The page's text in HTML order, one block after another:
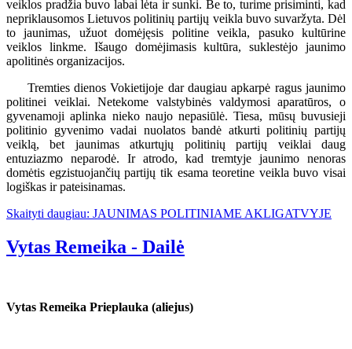
veiklos pradžia buvo labai lėta ir sunki. Be to, turime prisiminti, kad
nepriklausomos Lietuvos politinių partijų veikla buvo suvaržyta. Dėl
to jaunimas, užuot domėjęsis politine veikla, pasuko kultūrine
veiklos linkme. Išaugo domėjimasis kultūra, suklestėjo jaunimo
apolitinės organizacijos.
Tremties dienos Vokietijoje dar daugiau apkarpė ragus jaunimo
politinei veiklai. Netekome valstybinės valdymosi aparatūros, o
gyvenamoji aplinka nieko naujo nepasiūlė. Tiesa, mūsų buvusieji
politinio gyvenimo vadai nuolatos bandė atkurti politinių partijų
veiklą, bet jaunimas atkurtųjų politinių partijų veiklai daug
entuziazmo neparodė. Ir atrodo, kad tremtyje jaunimo nenoras
domėtis egzistuojančių partijų tik esama teoretine veikla buvo visai
logiškas ir pateisinamas.
Skaityti daugiau: JAUNIMAS POLITINIAME AKLIGATVYJE
Vytas Remeika - Dailė
Vytas Remeika Prieplauka (aliejus)